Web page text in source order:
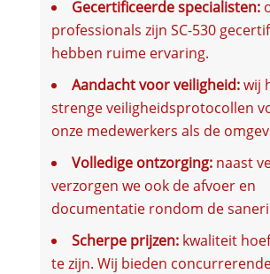
Gecertificeerde specialisten:
professionals zijn SC-530
hebben ruime ervaring.
Aandacht voor veiligheid:wij
strenge veiligheidsprotocollen
onze medewerkers als de
Volledige ontzorging:naast
verzorgen we ook de afvoer en
documentatie rondom de
Scherpe prijzen:kwaliteit
te zijn. Wij bieden